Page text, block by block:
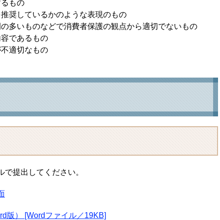
もの
奨しているかのような表現のもの
多いものなどで消費者保護の観点から適切でないもの
であるもの
適切なもの
提出してください。
版） [Wordファイル／19KB]